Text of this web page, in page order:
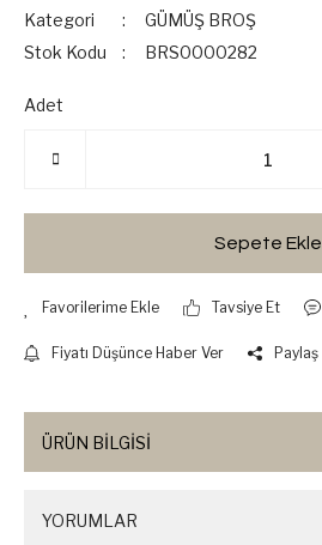
Kategori
GÜMÜŞ BROŞ
Stok Kodu
BRS0000282
Adet
Sepete Ekle
Tavsiye Et
Fiyatı Düşünce Haber Ver Paylaş
ÜRÜN BİLGİSİ
YORUMLAR